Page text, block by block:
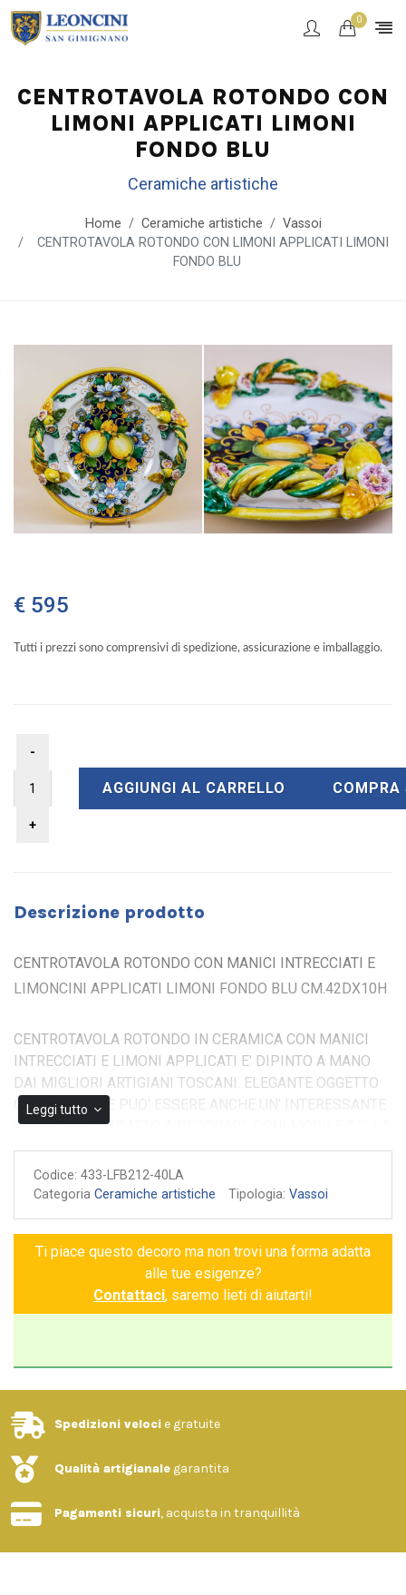
0
CENTROTAVOLA ROTONDO CON
LIMONI APPLICATI LIMONI
FONDO BLU
Ceramiche artistiche
Home Ceramiche artistiche
Vassoi
CENTROTAVOLA ROTONDO CON LIMONI APPLICATI LIMONI
FONDO BLU
€ 595
Tutti i prezzi sono comprensivi di spedizione, assicurazione e imballaggio.
AGGIUNGI AL CARRELLO COMPRA
Descrizione prodotto
CENTROTAVOLA ROTONDO CON MANICI INTRECCIATI E
LIMONCINI APPLICATI LIMONI FONDO BLU CM.42DX10H
CENTROTAVOLA ROTONDO IN CERAMICA CON MANICI
INTRECCIATI E LIMONI APPLICATI E' DIPINTO A MANO
DAI MIGLIORI ARTIGIANI TOSCANI. ELEGANTE OGGETTO
ORNAMENTALE PUO' ESSERE ANCHE UN' INTERESSANTE
IDEA REGALO. ADATTO A DECORARE OGNI MOBILE DELLA
CASA, MISURA CM.42DX10H
Fatto e dipinto a mano
Garanzia di autenticità
Leggi tutto
Codice: 433-LFB212-40LA
Categoria Ceramiche artistiche Tipologia: Vassoi
Ti piace questo decoro ma non trovi una forma adatta
alle tue esigenze?
Contattaci, saremo lieti di aiutarti!
Spedizioni veloci e gratuite
Qualità artigianale garantita
Pagamenti sicuri, acquista in tranquillità